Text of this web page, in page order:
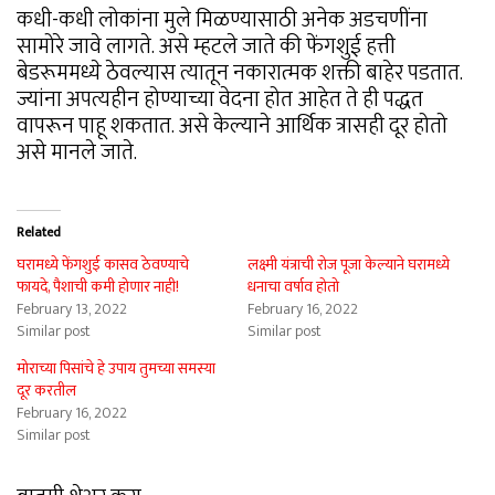
कधी-कधी लोकांना मुले मिळण्यासाठी अनेक अडचणींना
सामोरे जावे लागते. असे म्हटले जाते की फेंगशुई हत्ती
बेडरूममध्ये ठेवल्यास त्यातून नकारात्मक शक्ती बाहेर पडतात.
ज्यांना अपत्यहीन होण्याच्या वेदना होत आहेत ते ही पद्धत
वापरून पाहू शकतात. असे केल्याने आर्थिक त्रासही दूर होतो
असे मानले जाते.
Related
घरामध्ये फेंगशुई कासव ठेवण्याचे
फायदे, पैशाची कमी होणार नाही!
February 13, 2022
Similar post
लक्ष्मी यंत्राची रोज पूजा केल्याने घरामध्ये
धनाचा वर्षाव होतो
February 16, 2022
Similar post
मोराच्या पिसांचे हे उपाय तुमच्या समस्या
दूर करतील
February 16, 2022
Similar post